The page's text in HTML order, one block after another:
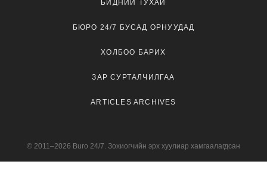
БИДНИЙ ТУХАЙ
БЮРО 24/7 БУСАД ОРНУУДАД
ХОЛБОО БАРИХ
ЗАР СУРТАЛЧИЛГАА
ARTICLES ARCHIVES
© 2011–2026 Buro 24/7. Зохиогчийн эрх хуулиар хамгаалагдсан